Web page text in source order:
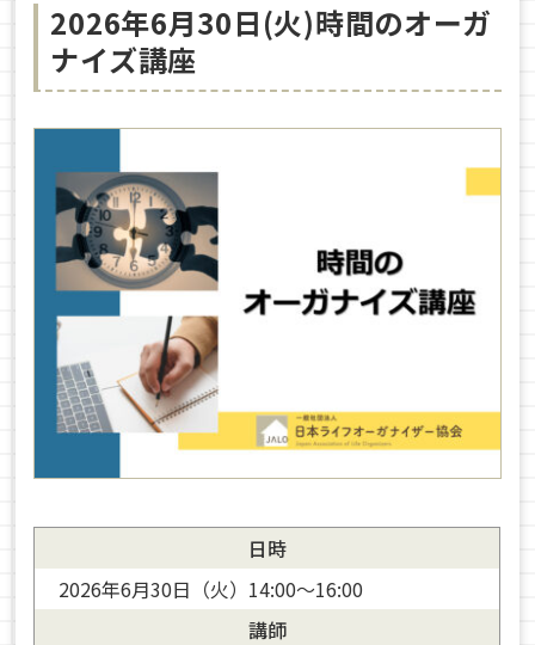
2026年6月30日(火)時間のオーガ
ナイズ講座
日時
2026年6月30日（火）14:00～16:00
講師